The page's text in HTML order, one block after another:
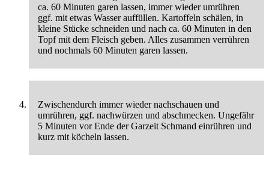
ca. 60 Minuten garen lassen, immer wieder umrühren
ggf. mit etwas Wasser auffüllen. Kartoffeln schälen, in
kleine Stücke schneiden und nach ca. 60 Minuten in den
Topf mit dem Fleisch geben. Alles zusammen verrühren
und nochmals 60 Minuten garen lassen.
Zwischendurch immer wieder nachschauen und
umrühren, ggf. nachwürzen und abschmecken. Ungefähr
5 Minuten vor Ende der Garzeit Schmand einrühren und
kurz mit köcheln lassen.